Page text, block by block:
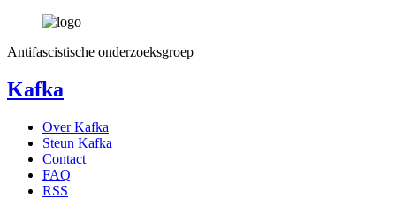
Antifascistische onderzoeksgroep
Kafka
Over Kafka
Steun Kafka
Contact
FAQ
RSS